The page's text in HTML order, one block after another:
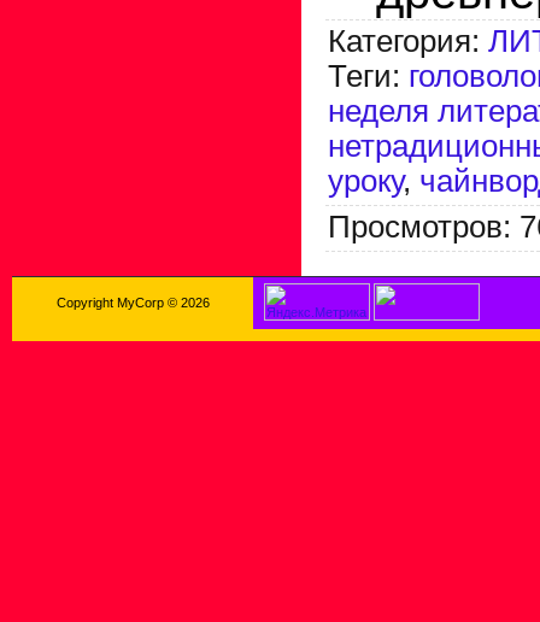
Категория:
Теги:
неделя
уроку,
Просмотров:
Copyright MyCorp © 2026